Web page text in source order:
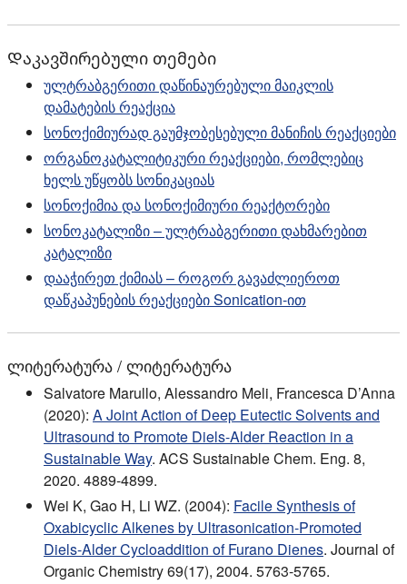
Დაკავშირებული თემები
ულტრაბგერითი დაწინაურებული მაიკლის
დამატების რეაქცია
სონოქიმიურად გაუმჯობესებული მანიჩის რეაქციები
ორგანოკატალიტიკური რეაქციები, რომლებიც
ხელს უწყობს სონიკაციას
სონოქიმია და სონოქიმიური რეაქტორები
სონოკატალიზი – ულტრაბგერითი დახმარებით
კატალიზი
დააჭირეთ ქიმიას – როგორ გავაძლიეროთ
დაწკაპუნების რეაქციები Sonication-ით
ლიტერატურა / ლიტერატურა
Salvatore Marullo, Alessandro Meli, Francesca D’Anna
(2020): A Joint Action of Deep Eutectic Solvents and
Ultrasound to Promote Diels-Alder Reaction in a
Sustainable Way. ACS Sustainable Chem. Eng. 8,
2020. 4889-4899.
Wei K, Gao H, Li WZ. (2004): Facile Synthesis of
Oxabicyclic Alkenes by Ultrasonication-Promoted
Diels-Alder Cycloaddition of Furano Dienes. Journal of
Organic Chemistry 69(17), 2004. 5763-5765.